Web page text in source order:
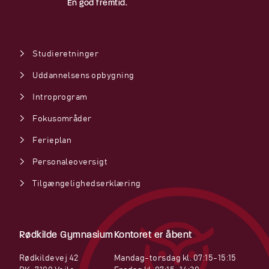
En god fremtid.
Studieretninger
Uddannelsens opbygning
Introprogram
Fokusområder
Ferieplan
Personaleoversigt
Tilgængelighedserklæring
Rødkilde Gymnasium
Rødkildevej 42
Kontoret er åbent
Mandag-torsdag kl. 07:15-15:15